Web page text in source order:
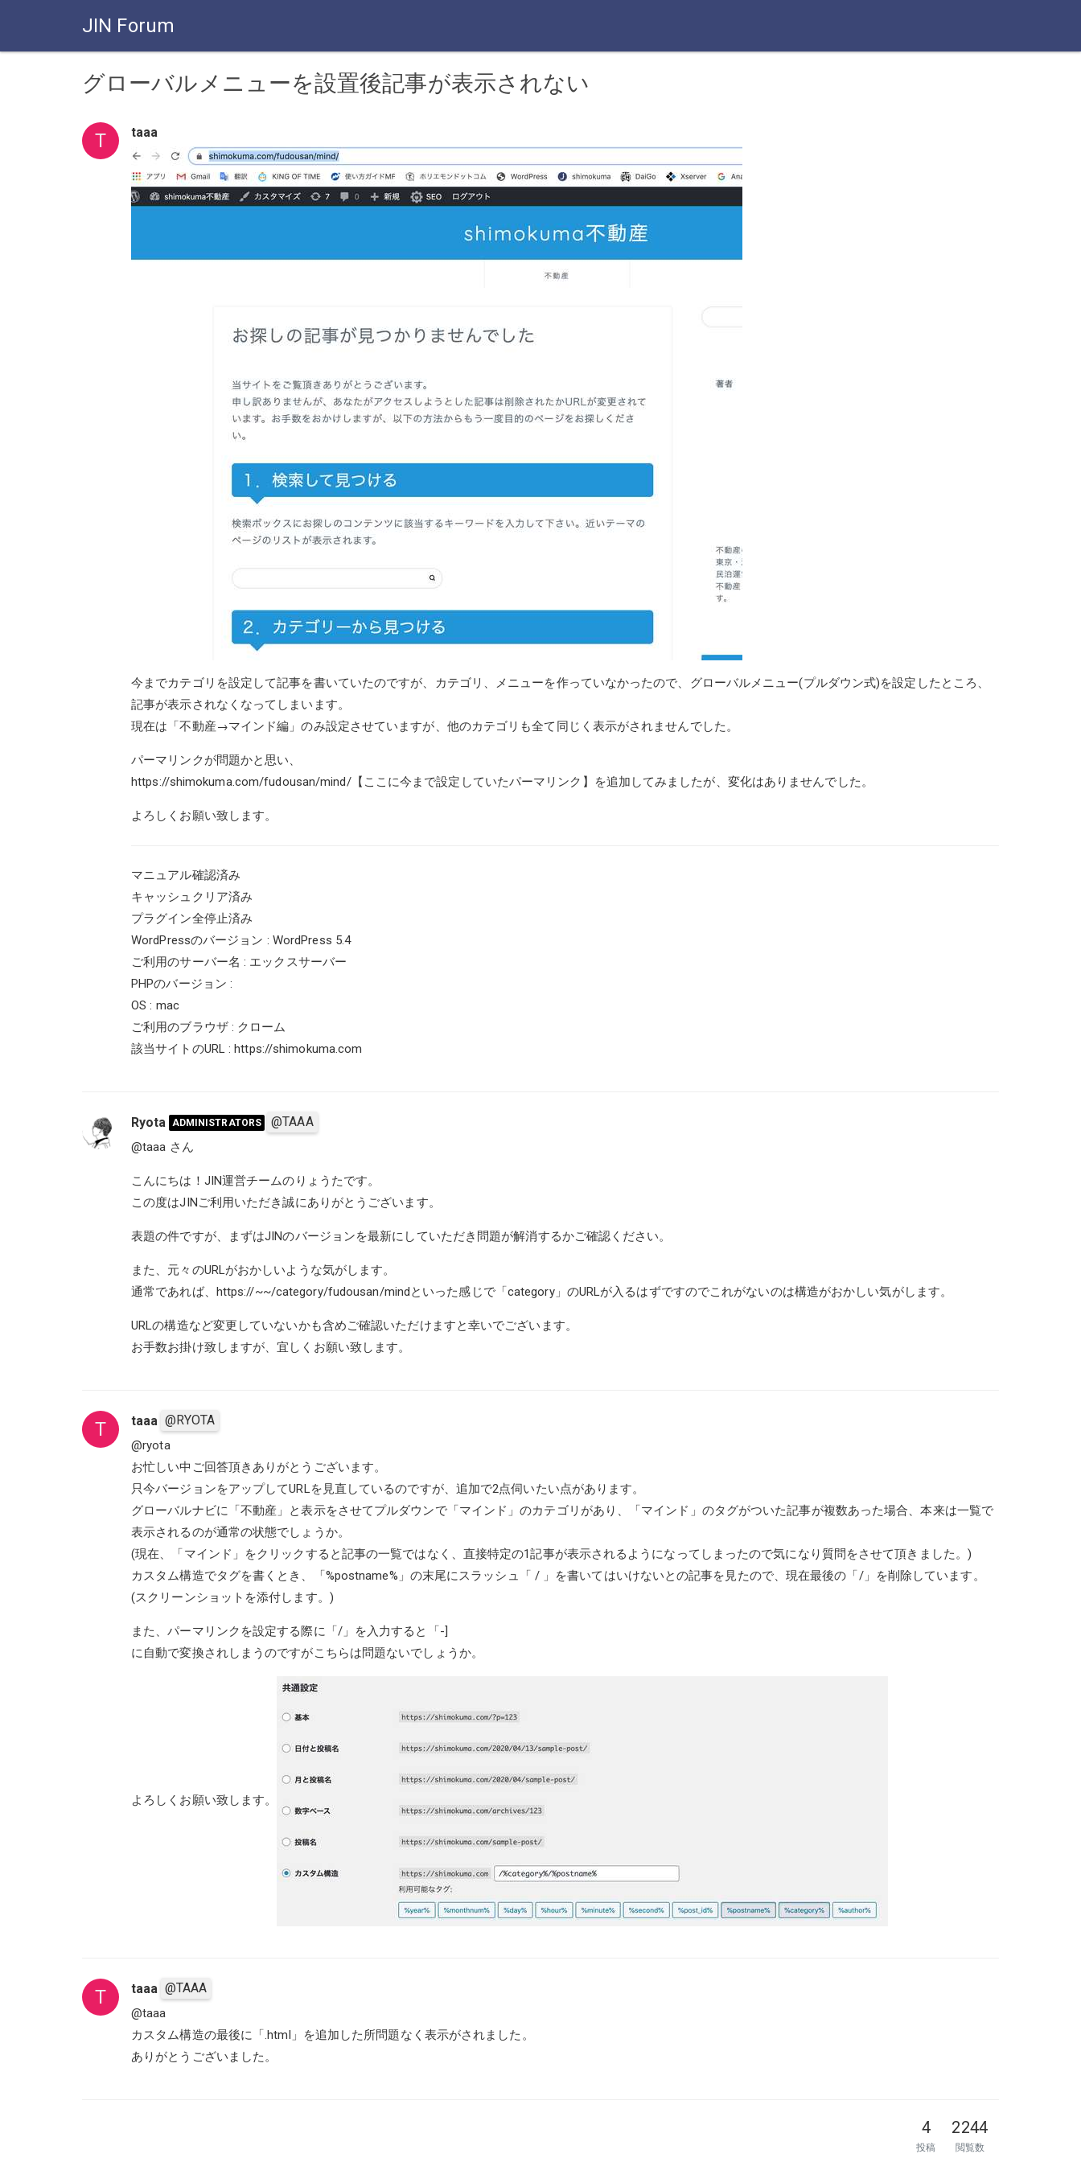
JIN Forum
グローバルメニューを設置後記事が表示されない
T taaa
今までカテゴリを設定して記事を書いていたのですが、カテゴリ、メニューを作っていなかったので、グローバルメニュー(プルダウン式)を設定したところ、
記事が表示されなくなってしまいます。
現在は「不動産→マインド編」のみ設定させていますが、他のカテゴリも全て同じく表示がされませんでした。
パーマリンクが問題かと思い、
https://shimokuma.com/fudousan/mind/【ここに今まで設定していたパーマリンク】を追加してみましたが、変化はありませんでした。
よろしくお願い致します。
マニュアル確認済み
キャッシュクリア済み
プラグイン全停止済み
WordPressのバージョン : WordPress 5.4
ご利用のサーバー名 : エックスサーバー
PHPのバージョン :
OS : mac
ご利用のブラウザ : クローム
該当サイトのURL :https://shimokuma.com
Ryota ADMINISTRATORS @TAAA
@taaa さん
こんにちは！JIN運営チームのりょうたです。
この度はJINご利用いただき誠にありがとうございます。
表題の件ですが、まずはJINのバージョンを最新にしていただき問題が解消するかご確認ください。
また、元々のURLがおかしいような気がします。
通常であれば、 https://~~/category/fudousan/mindといった感じで「category」のURLが入るはずですのでこれがないのは構造がおかしい気がします。
URLの構造など変更していないかも含めご確認いただけますと幸いでございます。
お手数お掛け致しますが、宜しくお願い致します。
T taaa @RYOTA
@ryota
お忙しい中ご回答頂きありがとうございます。
只今バージョンをアップしてURLを見直しているのですが、追加で2点伺いたい点があります。
グローバルナビに「不動産」と表示をさせてプルダウンで「マインド」のカテゴリがあり、「マインド」のタグがついた記事が複数あった場合、本来は一覧で
表示されるのが通常の状態でしょうか。
(現在、「マインド」をクリックすると記事の一覧ではなく、直接特定の1記事が表示されるようになってしまったので気になり質問をさせて頂きました。)
カスタム構造でタグを書くとき、「%postname%」の末尾にスラッシュ「 / 」を書いてはいけないとの記事を見たので、現在最後の「/」を削除しています。
(スクリーンショットを添付します。)
また、パーマリンクを設定する際に「/」を入力すると「-]
に自動で変換されしまうのですがこちらは問題ないでしょうか。
よろしくお願い致します。
T taaa @TAAA
@taaa
カスタム構造の最後に「.html」を追加した所問題なく表示がされました。
ありがとうございました。
4
投稿
2244
閲覧数